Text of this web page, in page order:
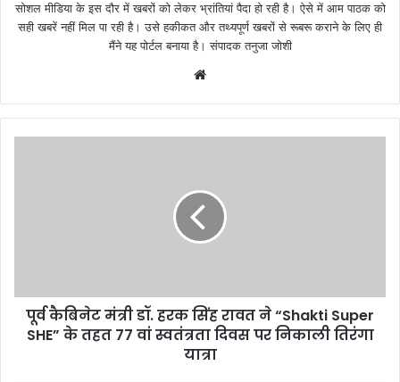
सोशल मीडिया के इस दौर में खबरों को लेकर भ्रांतियां पैदा हो रही है। ऐसे में आम पाठक को
सही खबरें नहीं मिल पा रही है। उसे हकीकत और तथ्यपूर्ण खबरों से रूबरू कराने के लिए ही
मैंने यह पोर्टल बनाया है। संपादक तनुजा जोशी
b
s
e
पूर्व कैबिनेट मंत्री डॉ. हरक सिंह रावत ने “Shakti Super
SHE” के तहत 77 वां स्वतंत्रता दिवस पर निकाली तिरंगा
यात्रा